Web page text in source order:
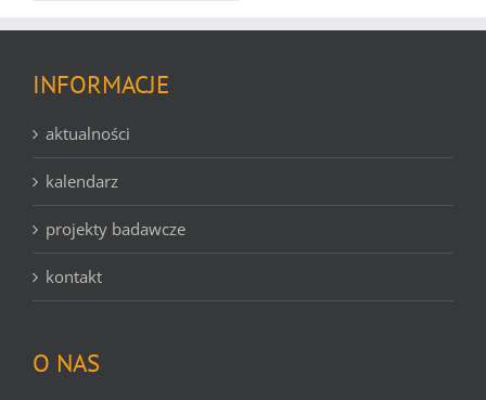
INFORMACJE
aktualności
kalendarz
projekty badawcze
kontakt
O NAS